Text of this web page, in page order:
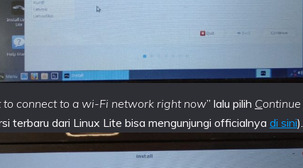
to connect to a wi-Fi network right now” lalu pilih Continue
terbaru dari Linux Lite bisa mengunjungi officialnya di sini).